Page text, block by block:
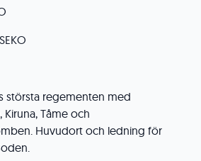
största regementen med
Tåme och
Huvudort och ledning för